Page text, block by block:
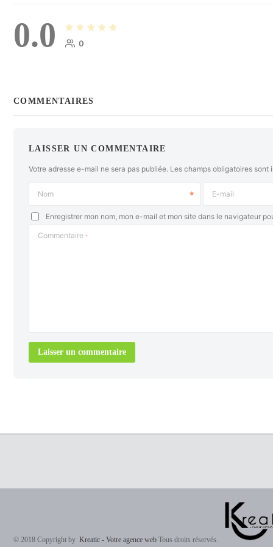
0.0 0
COMMENTAIRES
LAISSER UN COMMENTAIRE
Votre adresse e-mail ne sera pas publiée. Les champs obligatoires
Nom E-mail
Enregistrer mon nom, mon e-mail et mon site dans le navigateur
Commentaire *
© 2018 Copyright by Kreatic - Votre agence web Tous droits réservés.